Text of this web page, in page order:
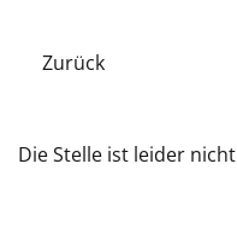
Zurück
Die Stelle ist leider